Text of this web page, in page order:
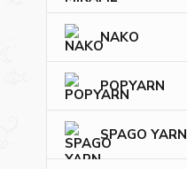
NAKO
POPYARN
SPAGO YARN